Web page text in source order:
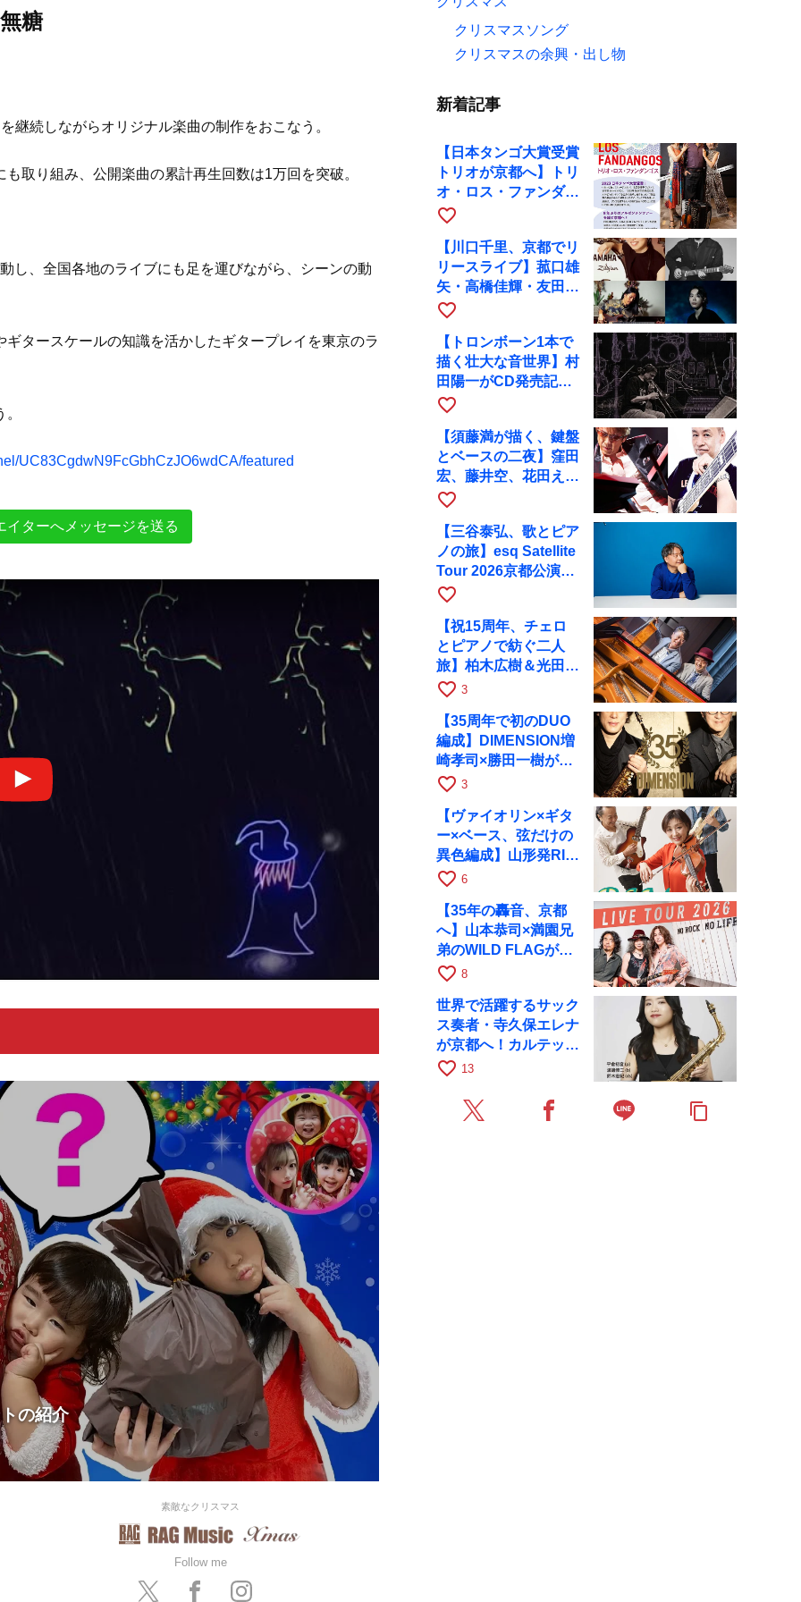
無糖
継続しながらオリジナル楽曲の制作をおこなう。
取り組み、公開楽曲の累計再生回数は1万回を突破。
し、全国各地のライブにも足を運びながら、シーンの動
タースケールの知識を活かしたギタープレイを東京のラ
UC83CgdwN9FcGbhCzJO6wdCA/featured
イターへメッセージを送る
の紹介
クリスマスソング
クリスマスの余興・出し物
新着記事
【日本タンゴ大賞受賞
トリオが京都へ】トリ
オ・ロス・ファンダン
ゴスが10月9日にRAG
favorite_border
【川口千里、京都でリ
リースライブ】菰口雄
矢・高橋佳輝・友田ジ
ュンと9月28日にRAG
favorite_border
【トロンボーン1本で
描く壮大な音世界】村
田陽一がCD発売記念
ツアーで9月4日に京
favorite_border
【須藤満が描く、鍵盤
とベースの二夜】窪田
宏、藤井空、花田えみ
と京都RAGで共演
favorite_border
【三谷泰弘、歌とピア
ノの旅】esq Satellite
Tour 2026京都公演を
10月に開催
favorite_border
【祝15周年、チェロ
とピアノで紡ぐ二人
旅】柏木広樹＆光田健
一が11月12日に京都
favorite_border 3
【35周年で初のDUO
編成】DIMENSION増
崎孝司×勝田一樹が10
月11日に京都RAGへ
favorite_border 3
【ヴァイオリン×ギタ
ー×ベース、弦だけの
異色編成】山形発RIM
が初全国ツアーで8月
favorite_border 6
【35年の轟音、京都
へ】山本恭司×満園兄
弟のWILD FLAGが8
月6日にRAGでライブ
favorite_border 8
世界で活躍するサック
ス奏者・寺久保エレナ
が京都へ！カルテッ
ト・ツアー京都公演を
favorite_border 13
content_copy
素敵なクリスマス
Follow me